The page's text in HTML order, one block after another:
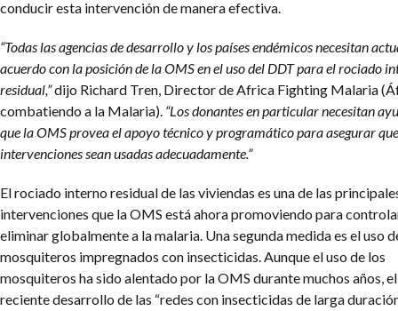
conducir esta intervención de manera efectiva.
“Todas las agencias de desarrollo y los países endémicos necesitan
acuerdo con la posición de la OMS en el uso del DDT para el rociado
residual,”dijo Richard Tren, Director de Africa Fighting Malaria
combatiendo a la Malaria). “Los donantes en particular necesitan
que la OMS provea el apoyo técnico y programático para asegurar
intervenciones sean usadas adecuadamente.”
El rociado interno residual de las viviendas es una de las
intervenciones que la OMS está ahora promoviendo para
eliminar globalmente a la malaria. Una segunda medida es el uso
mosquiteros impregnados con insecticidas. Aunque el uso de los
mosquiteros ha sido alentado por la OMS durante muchos años, el
reciente desarrollo de las “redes con insecticidas de larga